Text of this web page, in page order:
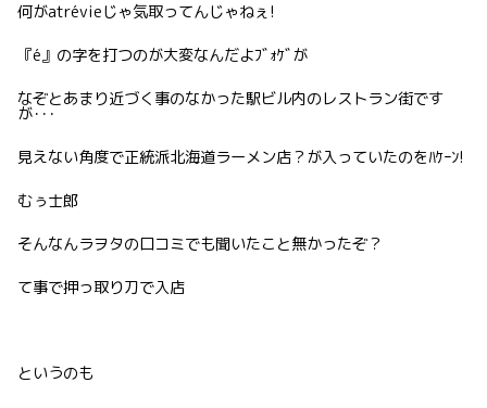
何がatrévieじゃ気取ってんじゃねぇ!
『é』の字を打つのが大変なんだよﾌﾞｫｹﾞが
なぞとあまり近づく事のなかった駅ビル内のレストラン街です
が･･･
見えない角度で正統派北海道ラーメン店？が入っていたのをﾊｹｰﾝ!
むぅ士郎
そんなんラヲタの口コミでも聞いたこと無かったぞ？
て事で押っ取り刀で入店
というのも